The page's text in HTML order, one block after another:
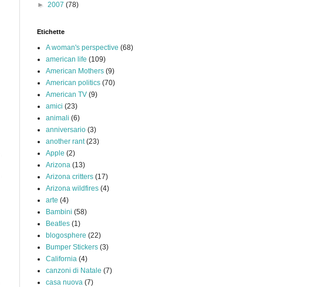
► 2007 (78)
Etichette
A woman's perspective (68)
american life (109)
American Mothers (9)
American politics (70)
American TV (9)
amici (23)
animali (6)
anniversario (3)
another rant (23)
Apple (2)
Arizona (13)
Arizona critters (17)
Arizona wildfires (4)
arte (4)
Bambini (58)
Beatles (1)
blogosphere (22)
Bumper Stickers (3)
California (4)
canzoni di Natale (7)
casa nuova (7)